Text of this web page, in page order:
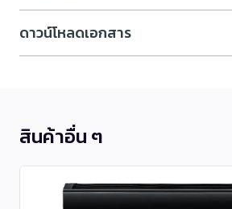
ดาวน์โหลดเอกสาร
สินค้าอื่น ๆ